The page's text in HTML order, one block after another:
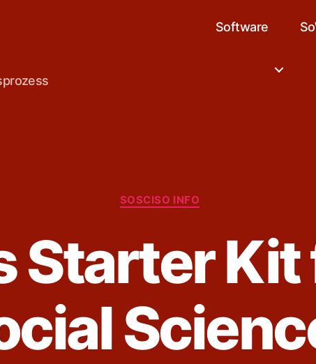
Software
Kategorien
SOSCISO INFO
Starter